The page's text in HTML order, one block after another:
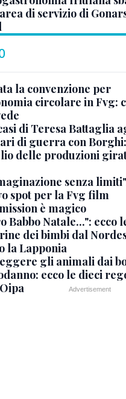
di servizio di
la convenzione per
circolare in Fvg:
di Teresa Battaglia
di guerra con
delle produzioni
senza
spot per la Fvg film
è magico
Babbo Natale...": ecco
dei bimbi dal
la Lapponia
gli animali dai
ecco le dieci